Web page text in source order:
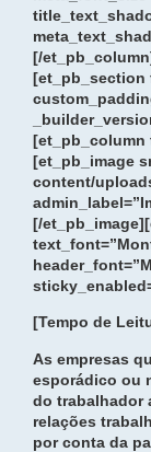
[/
[et_pb_section
[et_pb_column
[et_pb_image
content/
[/
[Tempo de
As empresas
esporádico ou
do trabalhador
relações
por conta da